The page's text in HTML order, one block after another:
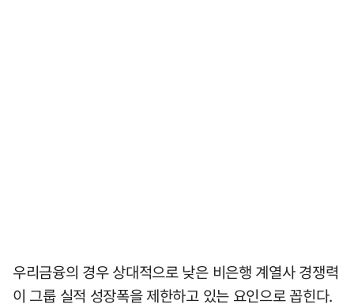
우리금융의 경우 상대적으로 낮은 비은행 계열사 경쟁력
이 그룹 실적 성장폭을 제한하고 있는 요인으로 꼽힌다.